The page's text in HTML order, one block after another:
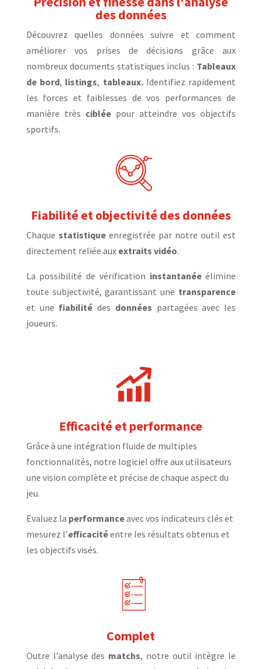
des données
Découvrez quelles données suivre et comment
améliorer vos prises de décisions grâce aux
nombreux documents statistiques inclus : Tableaux
de bord, listings, tableaux. Identifiez rapidement
les forces et faiblesses de vos performances de
manière très cibléepour atteindre vos objectifs
sportifs.
Fiabilité et objectivité des données
Chaque statistiqueenregistrée par notre outil est
directement reliée aux extraits vidéo.
La possibilité de vérification instantanéeélimine
toute subjectivité, garantissant une transparence
et une fiabilité des données partagées avec les
joueurs.
Efficacité et performance
Grâce à une intégration fluide de multiples
fonctionnalités, notre logiciel offre aux utilisateurs
une vision complète et précise de chaque aspect du
jeu.
Evaluez la performanceavec vos indicateurs clés et
mesurez l’efficacitéentre les résultats obtenus et
les objectifs visés.
Complet
Outre l’analyse des matchs, notre outil intègre le